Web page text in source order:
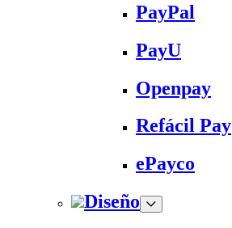
PayPal
PayU
Openpay
Refácil Pay
ePayco
Diseño